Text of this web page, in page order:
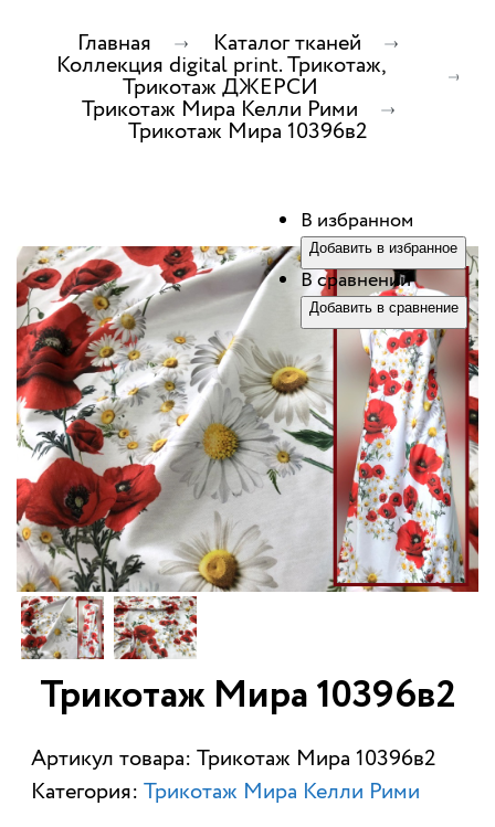
Главная Каталог тканей
Коллекция digital print. Трикотаж,
Трикотаж ДЖЕРСИ
Трикотаж Мира Келли Рими
Трикотаж Мира 10396в2
Трикотаж Мира 10396в2
Артикул товара: Трикотаж Мира 10396в2
Категория: Трикотаж Мира Келли Рими
В избранном
Добавить в избранное
В сравнении
Добавить в сравнение